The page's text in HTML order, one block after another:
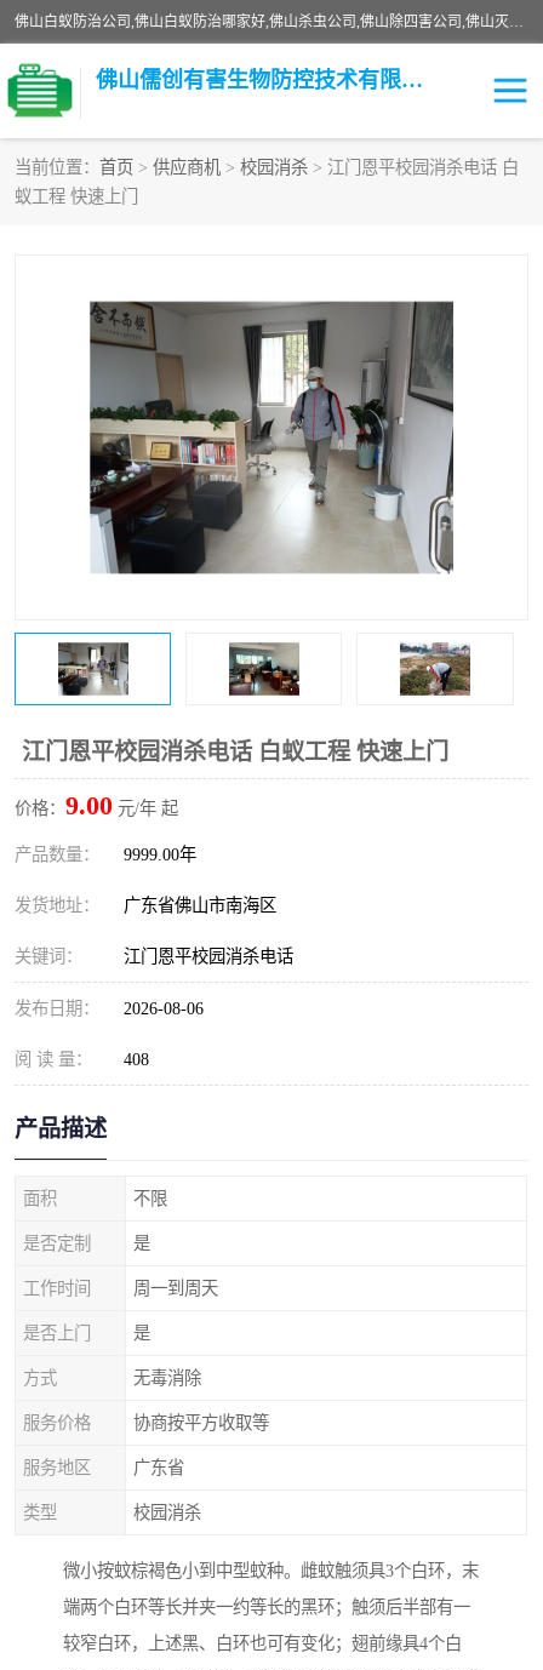
佛山白蚁防治公司,佛山白蚁防治哪家好,佛山杀虫公司,佛山除四害公司,佛山灭白蚁公司,佛山白蚁防治佛山儒创有害生物防治有限公司是一家佛山杀虫公司、佛山除四害公司、佛山灭白蚁公司、佛山白蚁防治公司，让您远离虫害困扰。要问佛山白蚁防治哪家好？佛山儒创有害生物防治有限公司全佛山、广州，正规公司，上门勘查，可靠，售后有保障。
佛山儒创有害生物防控技术有限公司
当前位置： 首页 > 供应商机 > 校园消杀 > 江门恩平校园消杀电话 白
蚁工程 快速上门
江门恩平校园消杀电话 白蚁工程 快速上门
价格： 9.00 元/年 起
产品数量： 9999.00年
发货地址： 广东省佛山市南海区
关键词： 江门恩平校园消杀电话
发布日期： 2026-08-06
阅 读 量： 408
产品描述
面积 不限
是否定制 是
工作时间 周一到周天
是否上门 是
方式 无毒消除
服务价格 协商按平方收取等
服务地区 广东省
类型 校园消杀
微小按蚊棕褐色小到中型蚊种。雌蚊触须具3个白环，末
端两个白环等长并夹一约等长的黑环；触须后半部有一
较窄白环，上述黑、白环也可有变化；翅前缘具4个白
白蚁消杀
食堂消杀
园区消杀
害虫防治